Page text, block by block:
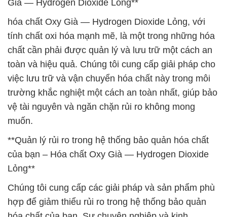
Già — Hydrogen Dioxide Lỏng**
hóa chất Oxy Già — Hydrogen Dioxide Lỏng, với
tính chất oxi hóa mạnh mẽ, là một trong những hóa
chất cần phải được quản lý và lưu trữ một cách an
toàn và hiệu quả. Chúng tôi cung cấp giải pháp cho
việc lưu trữ và vận chuyển hóa chất này trong môi
trường khắc nghiệt một cách an toàn nhất, giúp bảo
vệ tài nguyên và ngăn chặn rủi ro không mong
muốn.
**Quản lý rủi ro trong hệ thống bảo quản hóa chất
của bạn – Hóa chất Oxy Già — Hydrogen Dioxide
Lỏng**
Chúng tôi cung cấp các giải pháp và sản phẩm phù
hợp để giảm thiểu rủi ro trong hệ thống bảo quản